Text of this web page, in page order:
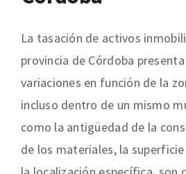
La tasación de activos
provincia de Córdoba
variaciones en función de la
incluso dentro de un mismo
como la antigüedad de la
de los materiales, la